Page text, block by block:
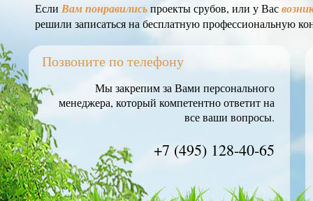
Позвоните по телефону
Мы закрепим за Вами персонального
менеджера, который компетентно ответит на
все ваши вопросы.
+7 (495) 128-40-65
Если Вам понравилисьпроекты срубов, или у Вас
решили записаться на бесплатную профессиональную